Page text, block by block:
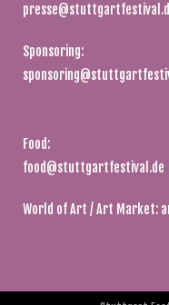
Sponsoring:
Food:
food@stuttgartfestival.de
World of Art / Art Market: